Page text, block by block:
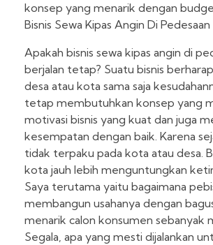
konsep yang menarik dengan
Bisnis Sewa Kipas Angin Di Pedesaan
Apakah bisnis sewa kipas angin di
berjalan tetap? Suatu bisnis
desa atau kota sama saja
tetap membutuhkan konsep yang
motivasi bisnis yang kuat dan juga
kesempatan dengan baik. Karena
tidak terpaku pada kota atau desa.
kota jauh lebih menguntungkan
Saya terutama yaitu bagaimana
membangun usahanya dengan
menarik calon konsumen sebanyak
Segala, apa yang mesti dijalankan